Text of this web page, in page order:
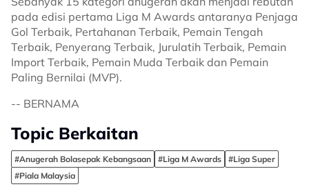
pada edisi pertama Liga M Awards antaranya Penjaga
Gol Terbaik, Pertahanan Terbaik, Pemain Tengah
Terbaik, Penyerang Terbaik, Jurulatih Terbaik, Pemain
Import Terbaik, Pemain Muda Terbaik dan Pemain
Paling Bernilai (MVP).
-- BERNAMA
Topic Berkaitan
#Anugerah Bolasepak Kebangsaan #Liga M Awards
#Liga Super
#Piala Malaysia